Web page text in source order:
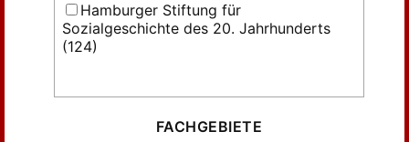
Hamburger Stiftung für
Sozialgeschichte des 20. Jahrhunderts
(124)
FACHGEBIETE